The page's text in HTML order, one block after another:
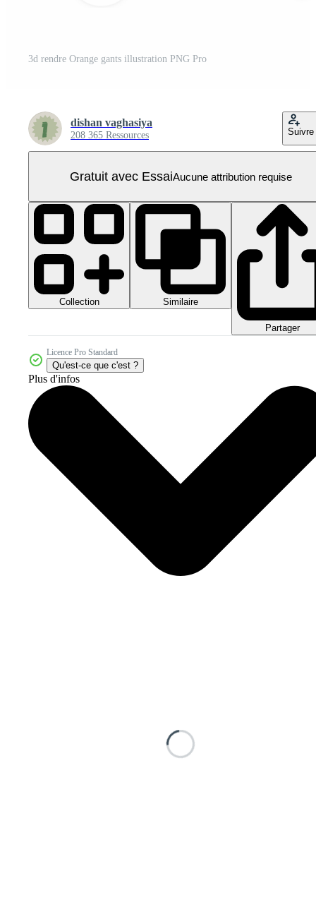
3d rendre Orange gants illustration PNG Pro
dishan vaghasiya
208 365 Ressources Suivre
Gratuit avec EssaiAucune attribution requise
Collection Similaire
Partager
Licence Pro Standard
Qu'est-ce que c'est ?
Plus d'infos